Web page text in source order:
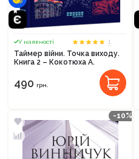
У наявності
1
Таймер війни. Точка виходу.
Книга 2 – Кокотюха А.
490 грн.
-10%